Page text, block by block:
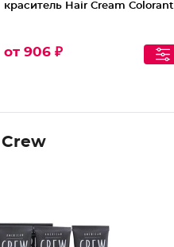
краситель Hair Cream Colorant
от 906 ₽